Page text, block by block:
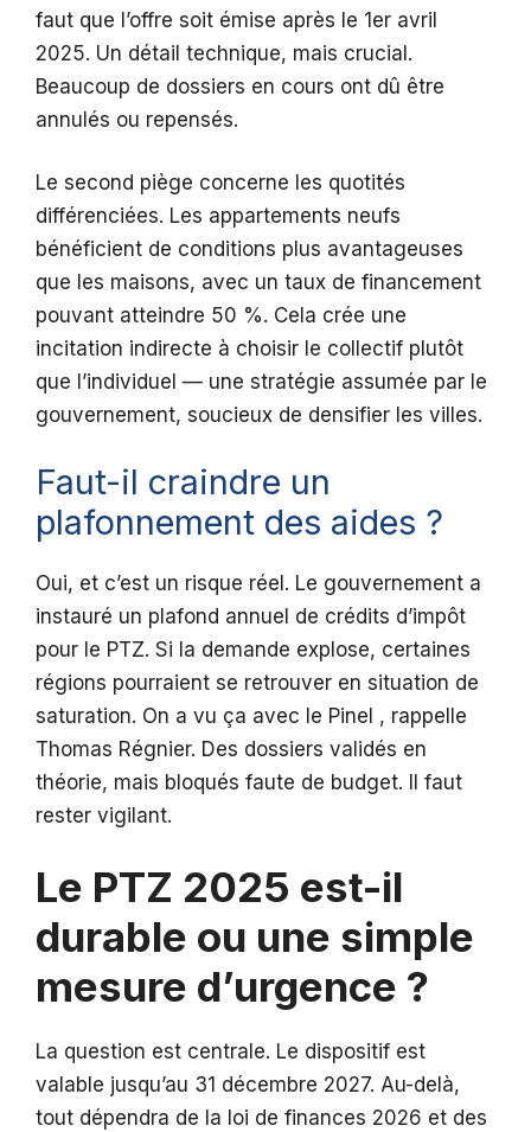
faut que l’offre soit émise après le 1er avril
2025. Un détail technique, mais crucial.
Beaucoup de dossiers en cours ont dû être
annulés ou repensés.
Le second piège concerne les quotités
différenciées. Les appartements neufs
bénéficient de conditions plus avantageuses
que les maisons, avec un taux de financement
pouvant atteindre 50 %. Cela crée une
incitation indirecte à choisir le collectif plutôt
que l’individuel — une stratégie assumée par le
gouvernement, soucieux de densifier les villes.
Faut-il craindre un
plafonnement des aides ?
Oui, et c’est un risque réel. Le gouvernement a
instauré un plafond annuel de crédits d’impôt
pour le PTZ. Si la demande explose, certaines
régions pourraient se retrouver en situation de
saturation. On a vu ça avec le Pinel , rappelle
Thomas Régnier. Des dossiers validés en
théorie, mais bloqués faute de budget. Il faut
rester vigilant.
Le PTZ 2025 est-il
durable ou une simple
mesure d’urgence ?
La question est centrale. Le dispositif est
valable jusqu’au 31 décembre 2027. Au-delà,
tout dépendra de la loi de finances 2026 et des